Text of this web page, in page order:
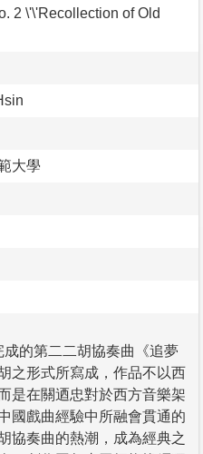
2 \'\'Recollection of Old
大學
的第二二胡協奏曲《追夢
之形式所寫成，作品不以西
是在關迺忠對於西方音樂架
國戲曲經驗中所融會貫通的
協奏曲的熱潮，成為經典之